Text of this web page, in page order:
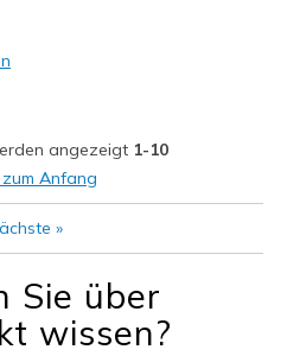
angezeigt 1-10
Anfang
»
Sie über
wissen?